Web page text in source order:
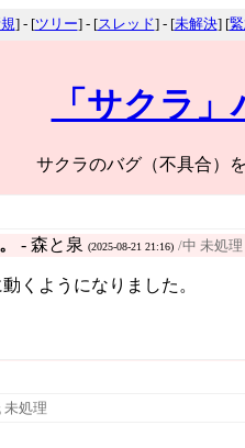
] - [ツリー] - [スレッド] - [未解決] [
「サクラ
サクラのバグ（不具合）
- 森と泉 (2025-08-21 21:16) /中 未処理
くようになりました。
未処理